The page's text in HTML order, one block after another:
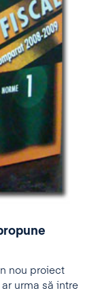
nou proiect
urma să intre